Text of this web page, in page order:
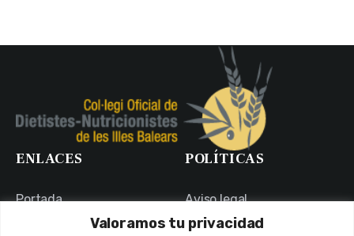
Valoramos tu privacidad
ENLACES
Portada
Portal de Transparencia
POLÍTICAS
Aviso legal
Política de Privacidad